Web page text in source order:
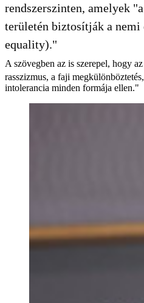
rendszerszinten, amelyek
területén biztosítják a nemi
equality)."
A szövegben az is szerepel, hogy
rasszizmus, a faji
intolerancia minden formája ellen."